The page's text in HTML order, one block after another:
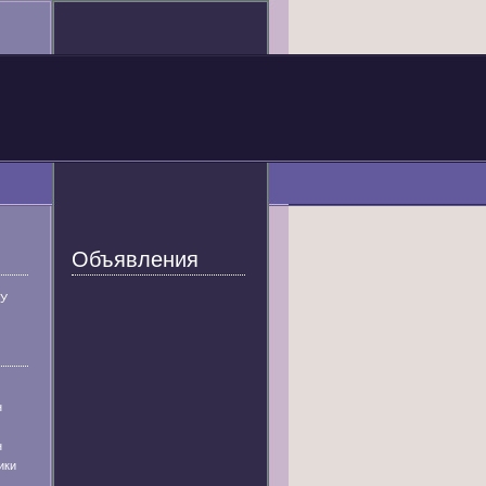
Объявления